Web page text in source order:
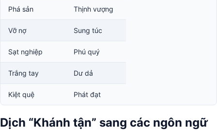
Phá sản Thịnh vượng
Vỡ nợ Sung túc
Sạt nghiệp Phú quý
Trắng tay Dư dả
Kiệt quệ Phát đạt
Dịch “Khánh tận” sang các ngôn ngữ